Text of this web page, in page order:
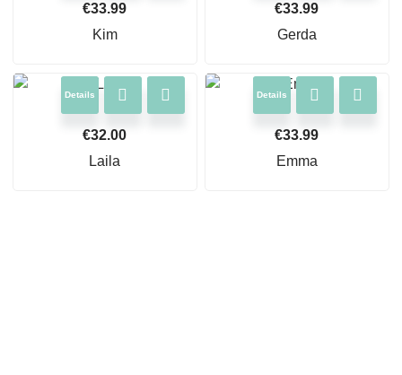
€33.99
Kim
€33.99
Gerda
Details
€32.00
Laila
Details
€33.99
Emma